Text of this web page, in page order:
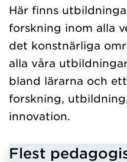
Här finns
forskning inom alla
det konstnärliga
alla våra
bland lärarna och
forskning,
innovation.
Flest